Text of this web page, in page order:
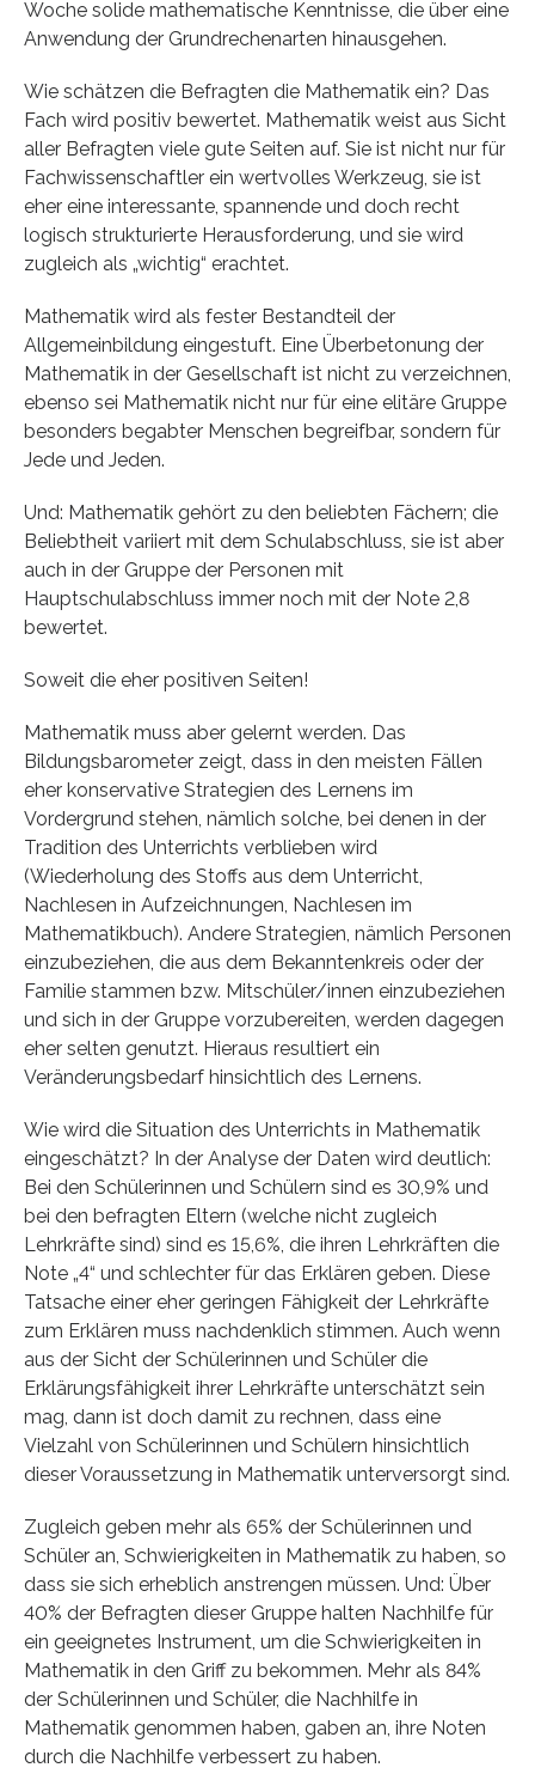
Woche solide mathematische Kenntnisse, die über eine
Anwendung der Grundrechenarten hinausgehen.
Wie schätzen die Befragten die Mathematik ein? Das
Fach wird positiv bewertet. Mathematik weist aus Sicht
aller Befragten viele gute Seiten auf. Sie ist nicht nur für
Fachwissenschaftler ein wertvolles Werkzeug, sie ist
eher eine interessante, spannende und doch recht
logisch strukturierte Herausforderung, und sie wird
zugleich als „wichtig“ erachtet.
Mathematik wird als fester Bestandteil der
Allgemeinbildung eingestuft. Eine Überbetonung der
Mathematik in der Gesellschaft ist nicht zu verzeichnen,
ebenso sei Mathematik nicht nur für eine elitäre Gruppe
besonders begabter Menschen begreifbar, sondern für
Jede und Jeden.
Und: Mathematik gehört zu den beliebten Fächern; die
Beliebtheit variiert mit dem Schulabschluss, sie ist aber
auch in der Gruppe der Personen mit
Hauptschulabschluss immer noch mit der Note 2,8
bewertet.
Soweit die eher positiven Seiten!
Mathematik muss aber gelernt werden. Das
Bildungsbarometer zeigt, dass in den meisten Fällen
eher konservative Strategien des Lernens im
Vordergrund stehen, nämlich solche, bei denen in der
Tradition des Unterrichts verblieben wird
(Wiederholung des Stoffs aus dem Unterricht,
Nachlesen in Aufzeichnungen, Nachlesen im
Mathematikbuch). Andere Strategien, nämlich Personen
einzubeziehen, die aus dem Bekanntenkreis oder der
Familie stammen bzw. Mitschüler/innen einzubeziehen
und sich in der Gruppe vorzubereiten, werden dagegen
eher selten genutzt. Hieraus resultiert ein
Veränderungsbedarf hinsichtlich des Lernens.
Wie wird die Situation des Unterrichts in Mathematik
eingeschätzt? In der Analyse der Daten wird deutlich:
Bei den Schülerinnen und Schülern sind es 30,9% und
bei den befragten Eltern (welche nicht zugleich
Lehrkräfte sind) sind es 15,6%, die ihren Lehrkräften die
Note „4“ und schlechter für das Erklären geben. Diese
Tatsache einer eher geringen Fähigkeit der Lehrkräfte
zum Erklären muss nachdenklich stimmen. Auch wenn
aus der Sicht der Schülerinnen und Schüler die
Erklärungsfähigkeit ihrer Lehrkräfte unterschätzt sein
mag, dann ist doch damit zu rechnen, dass eine
Vielzahl von Schülerinnen und Schülern hinsichtlich
dieser Voraussetzung in Mathematik unterversorgt sind.
Zugleich geben mehr als 65% der Schülerinnen und
Schüler an, Schwierigkeiten in Mathematik zu haben, so
dass sie sich erheblich anstrengen müssen. Und: Über
40% der Befragten dieser Gruppe halten Nachhilfe für
ein geeignetes Instrument, um die Schwierigkeiten in
Mathematik in den Griff zu bekommen. Mehr als 84%
der Schülerinnen und Schüler, die Nachhilfe in
Mathematik genommen haben, gaben an, ihre Noten
durch die Nachhilfe verbessert zu haben.